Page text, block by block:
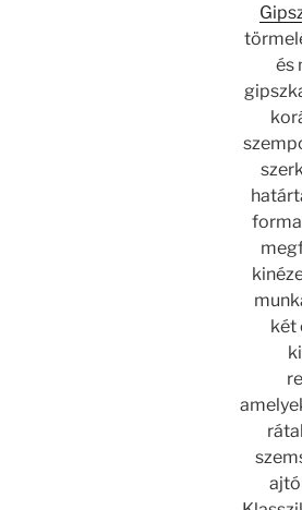
és
két